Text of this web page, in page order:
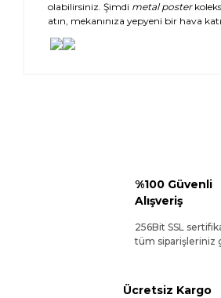
olabilirsiniz. Şimdi metal poster
atın, mekanınıza yepyeni bir hava
%100 Güvenli
Alışveriş
256Bit SSL
tüm siparişleriniz
Ücretsiz Kargo